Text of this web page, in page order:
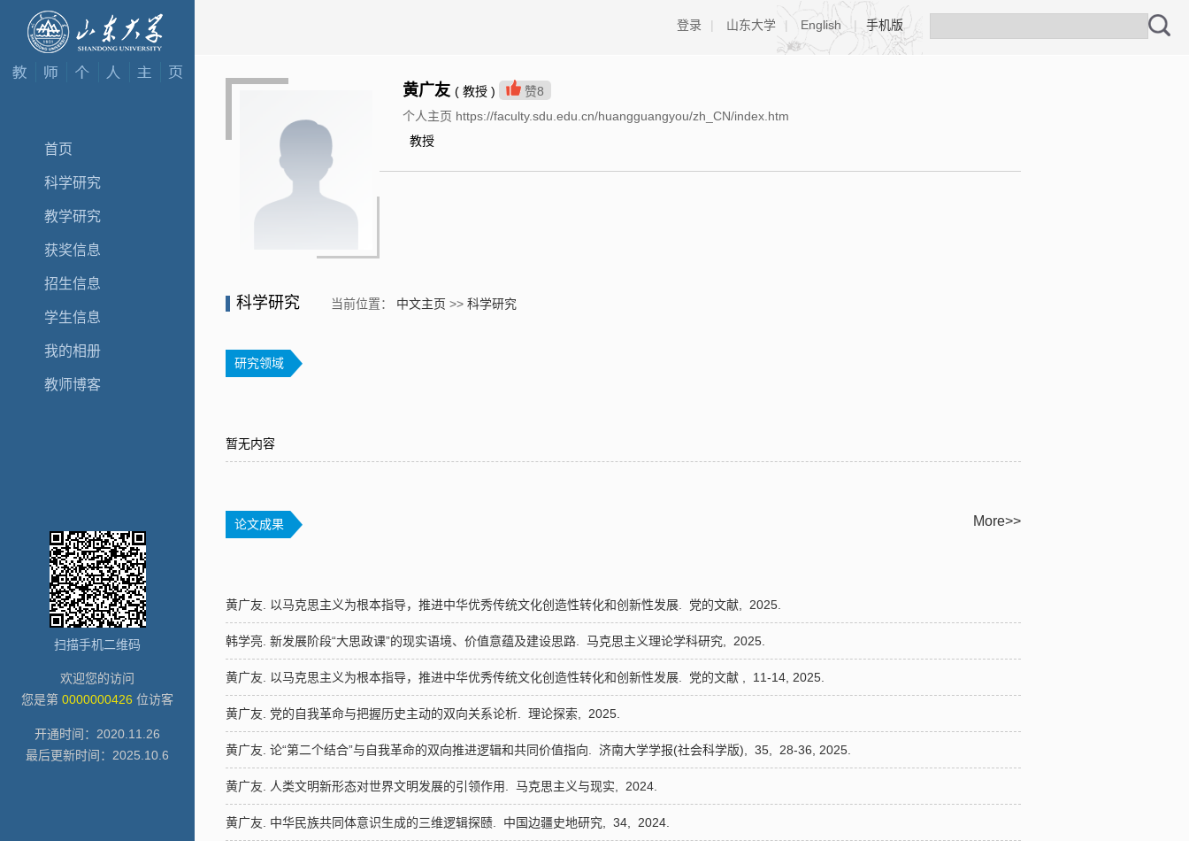
首页
科学研究
教学研究
获奖信息
招生信息
学生信息
我的相册
教师博客
扫描手机二维码
欢迎您的访问
您是第 0000000426 位访客
开通时间： 2020 11 26
最后更新时间： 2025 10 6
登录 | 山东大学 | English | 手机版
黄广友 ( 教授 ) 赞8
个人主页 https://faculty.sdu.edu.cn/huangguangyou/zh_CN/index.htm
教授
科学研究 当前位置： 中文主页 >> 科学研究
研究领域
暂无内容
论文成果 More>>
黄广友. 以马克思主义为根本指导，推进中华优秀传统文化创造性转化和创新性发展. 党的文献, 2025.
韩学亮. 新发展阶段“大思政课”的现实语境、价值意蕴及建设思路. 马克思主义理论学科研究, 2025.
黄广友. 以马克思主义为根本指导，推进中华优秀传统文化创造性转化和创新性发展. 党的文献 , 11-14, 2025.
黄广友. 党的自我革命与把握历史主动的双向关系论析. 理论探索, 2025.
黄广友. 论“第二个结合”与自我革命的双向推进逻辑和共同价值指向. 济南大学学报(社会科学版), 35, 28-36, 2025.
黄广友. 人类文明新形态对世界文明发展的引领作用. 马克思主义与现实, 2024.
黄广友. 中华民族共同体意识生成的三维逻辑探赜. 中国边疆史地研究, 34, 2024.